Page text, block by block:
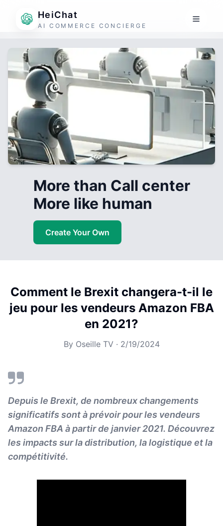
HeiChat
AI COMMERCE CONCIERGE
More than Call center
More like human
Create Your Own
Comment le Brexit changera-t-il le
jeu pour les vendeurs Amazon FBA
en 2021?
By Oseille TV· 2/19/2024
Depuis le Brexit, de nombreux changements
significatifs sont à prévoir pour les vendeurs
Amazon FBA à partir de janvier 2021. Découvrez
les impacts sur la distribution, la logistique et la
compétitivité.